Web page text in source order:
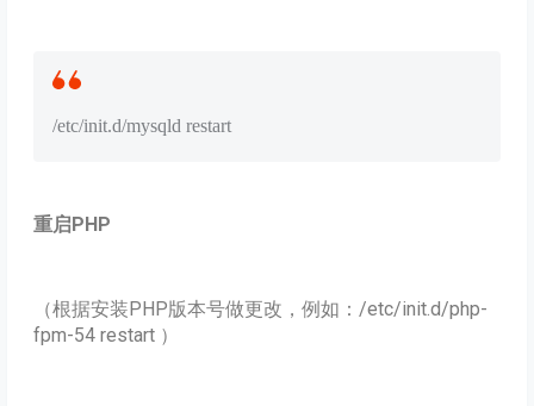
/etc/init.d/mysqld restart
重启PHP
（根据安装PHP版本号做更改，例如：/etc/init.d/php-
fpm-54 restart ）